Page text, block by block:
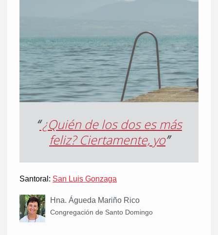
“¿Quién de los dos es más
feliz? Ciertamente, yo”
Santoral: San Luis Gonzaga
Hna. Águeda Mariño Rico
Congregación de Santo Domingo